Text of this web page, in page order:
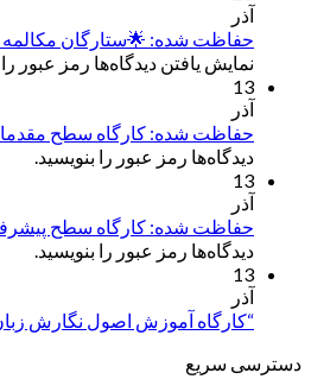
آذر
حفاظت شده: 🌟ستارگان مکالمه
نمایش یافتن دیدگاه‌ها رمز عبور را
13
آذر
حفاظت شده: کارگاه سطح
دیدگاه‌ها رمز عبور را بنویسید.
13
آذر
حفاظت شده: کارگاه سطح
دیدگاه‌ها رمز عبور را بنویسید.
13
آذر
“کارگاه آموزش اصول نگارش
دسترسی سریع